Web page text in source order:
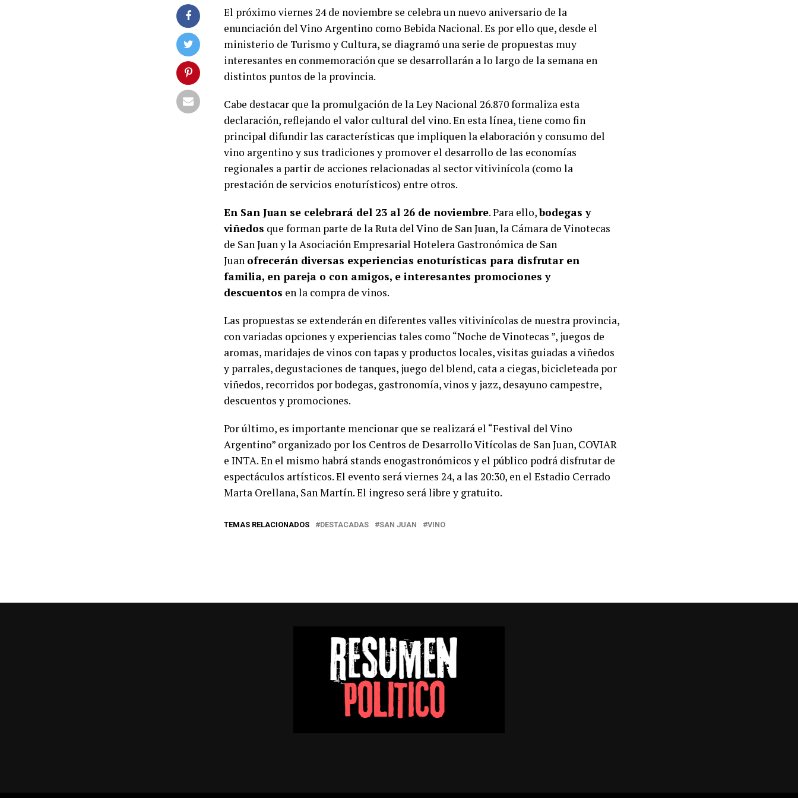
El próximo viernes 24 de noviembre se celebra un nuevo aniversario de la
enunciación del Vino Argentino como Bebida Nacional. Es por ello que, desde el
ministerio de Turismo y Cultura, se diagramó una serie de propuestas muy
interesantes en conmemoración que se desarrollarán a lo largo de la semana en
distintos puntos de la provincia.
Cabe destacar que la promulgación de la Ley Nacional 26.870 formaliza esta
declaración, reflejando el valor cultural del vino. En esta línea, tiene como fin
principal difundir las características que impliquen la elaboración y consumo del
vino argentino y sus tradiciones y promover el desarrollo de las economías
regionales a partir de acciones relacionadas al sector vitivinícola (como la
prestación de servicios enoturísticos) entre otros.
En San Juan se celebrará del 23 al 26 de noviembre. Para ello,bodegas y
viñedos que forman parte de la Ruta del Vino de San Juan, la Cámara de Vinotecas
de San Juan y la Asociación Empresarial Hotelera Gastronómica de San
Juan ofrecerán diversas experiencias enoturísticas para disfrutar en
familia, en pareja o con amigos, e interesantes promociones y
descuentos en la compra de vinos.
Las propuestas se extenderán en diferentes valles vitivinícolas de nuestra provincia,
con variadas opciones y experiencias tales como “Noche de Vinotecas ”, juegos de
aromas, maridajes de vinos con tapas y productos locales, visitas guiadas a viñedos
y parrales, degustaciones de tanques, juego del blend, cata a ciegas, bicicleteada por
viñedos, recorridos por bodegas, gastronomía, vinos y jazz, desayuno campestre,
descuentos y promociones.
Por último, es importante mencionar que se realizará el “Festival del Vino
Argentino” organizado por los Centros de Desarrollo Vitícolas de San Juan, COVIAR
e INTA. En el mismo habrá stands enogastronómicos y el público podrá disfrutar de
espectáculos artísticos. El evento será viernes 24, a las 20:30, en el Estadio Cerrado
Marta Orellana, San Martín. El ingreso será libre y gratuito.
TEMAS RELACIONADOS DESTACADAS SAN JUAN VINO